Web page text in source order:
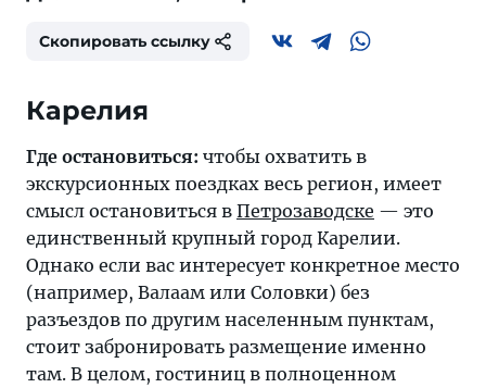
Скопировать ссылку
Где остановиться: чтобы охватить в
экскурсионных поездках весь регион, имеет
смысл остановиться в Петрозаводске — это
единственный крупный город Карелии.
Однако если вас интересует конкретное место
(например, Валаам или Соловки) без
разъездов по другим населенным пунктам,
стоит забронировать размещение именно
там. В целом, гостиниц в полноценном